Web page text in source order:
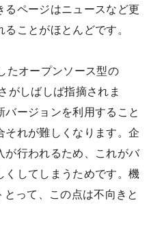
ページはニュースなど更
ことがほとんどです。
たオープンソース型の
がしばしば指摘されま
ージョンを利用すること
それが難しくなります。企
が行われるため、これがバ
くしてしまうためです。機
って、この点は不向きと